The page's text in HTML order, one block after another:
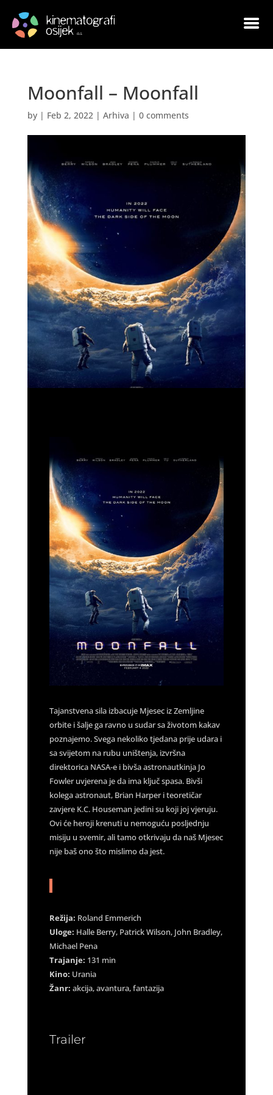
Moonfall – Moonfall
by | Feb 2, 2022| Arhiva | 0 comments
Tajanstvena sila izbacuje Mjesec iz Zemljine
orbite i šalje ga ravno u sudar sa životom kakav
poznajemo. Svega nekoliko tjedana prije udara i
sa svijetom na rubu uništenja, izvršna
direktorica NASA-e i bivša astronautkinja Jo
Fowler uvjerena je da ima ključ spasa. Bivši
kolega astronaut, Brian Harper i teoretičar
zavjere K.C. Houseman jedini su koji joj vjeruju.
Ovi će heroji krenuti u nemoguću posljednju
misiju u svemir, ali tamo otkrivaju da naš Mjesec
nije baš ono što mislimo da jest.
Režija: Roland Emmerich
Uloge: Halle Berry, Patrick Wilson, John Bradley,
Michael Pena
Trajanje: 131 min
Kino: Urania
Žanr: akcija, avantura, fantazija
Trailer